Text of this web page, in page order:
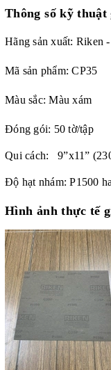
Thông số kỹ thuật
Hãng sản xuất: Riken -
Mã sản phẩm: CP35
Màu sắc: Màu xám
Đóng gói: 50 tờ/tập
Qui cách: 9”x11”
Độ hạt nhám: P1500
Hình ảnh thực tế